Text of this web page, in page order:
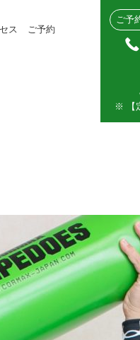
ス
ご予約
ご予
※ 【